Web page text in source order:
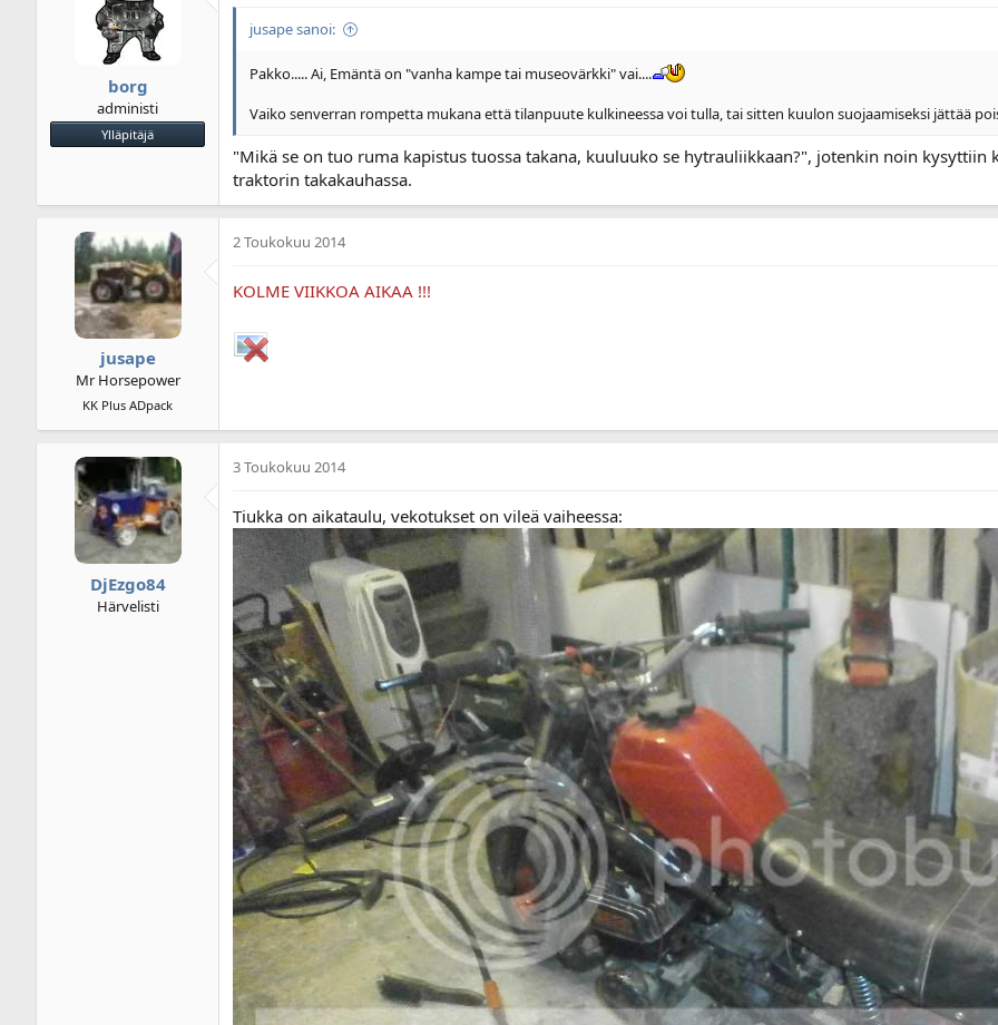
borg
administi
Ylläpitäjä
jusape sanoi:
Pakko..... Ai, Emäntä on "vanha kampe tai museovärkki" vai....
Vaiko senverran rompetta mukana että tilanpuute kulkineessa voi tulla, tai sitten kuulon suojaamiseksi jättää
"Mikä se on tuo ruma kapistus tuossa takana, kuuluuko se hytrauliikkaan?", jotenkin noin
traktorin takakauhassa.
jusape
Mr Horsepower
KK Plus ADpack
2 Toukokuu 2014
KOLME VIIKKOA AIKAA !!!
DjEzgo84
Härvelisti
3 Toukokuu 2014
Tiukka on aikataulu, vekotukset on vileä vaiheessa: